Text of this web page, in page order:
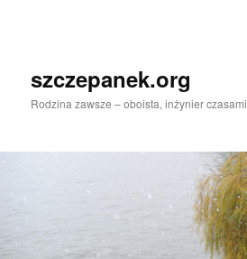
szczepanek.org
Rodzina zawsze – oboista, inżynier czasami